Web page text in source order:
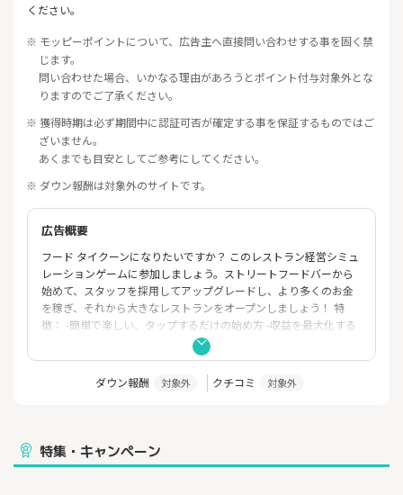
ください。
※ モッピーポイントについて、広告主へ直接問い合わせする事を固く禁
じます。
問い合わせた場合、いかなる理由があろうとポイント付与対象外とな
りますのでご了承ください。
※ 獲得時期は必ず期間中に認証可否が確定する事を保証するものではご
ざいません。
あくまでも目安としてご参考にしてください。
※ ダウン報酬は対象外のサイトです。
広告概要
フード タイクーンになりたいですか？ このレストラン経営シミュ
レーションゲームに参加しましょう。ストリートフードバーから
始めて、スタッフを採用してアップグレードし、より多くのお金
を稼ぎ、それから大きなレストランをオープンしましょう！ 特
徴： -簡単で楽しい、タップするだけの始め方 -収益を最大化する
ために戦略的にレストランをアップグレード - さまざまなレスト
ランや食べ物があなたの発見を待っています タイクーンゲームと
レストランゲームが好きなら、このゲームを試してみてくださ
い。レストランビジネスに参入し、タイクーンになるために知恵
ダウン報酬 対象外 クチコミ 対象外
特集・キャンペーン